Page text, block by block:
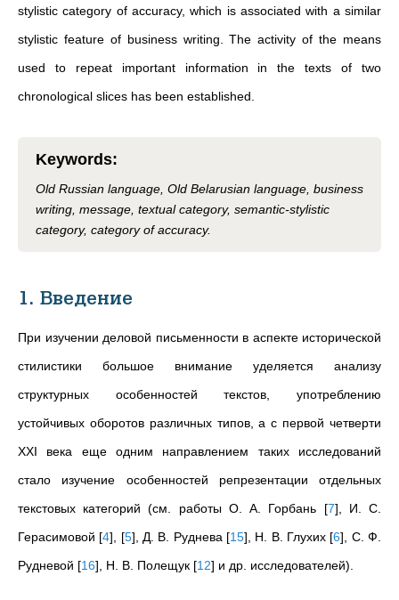
stylistic category of accuracy, which is associated with a similar
stylistic feature of business writing. The activity of the means
used to repeat important information in the texts of two
chronological slices has been established.
Keywords:
Old Russian language, Old Belarusian language, business
writing, message, textual category, semantic-stylistic
category, category of accuracy.
1. Введение
При изучении деловой письменности в аспекте исторической
стилистики большое внимание уделяется анализу
структурных особенностей текстов, употреблению
устойчивых оборотов различных типов, а с первой четверти
XXI века еще одним направлением таких исследований
стало изучение особенностей репрезентации отдельных
текстовых категорий (см. работы О. А. Горбань [7] , И. С.
Герасимовой [4] [5] , Д. В. Руднева [15] , Н. В. Глухих [6] , С. Ф.
Рудневой [16] , Н. В. Полещук [12] и др. исследователей).